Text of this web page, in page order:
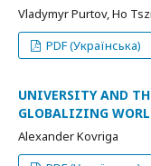
Vladymyr Purtov, Ho
PDF (Українська)
UNIVERSITY AND
GLOBALIZING
Alexander Kovriga